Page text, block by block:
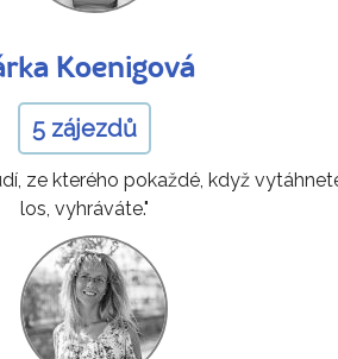
Koenigová
5 zájezdů
ze kterého pokaždé, když
los, vyhráváte."